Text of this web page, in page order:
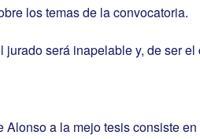
los temas de la convocatoria.
jurado será inapelable y, de ser
Alonso a la mejo tesis consiste